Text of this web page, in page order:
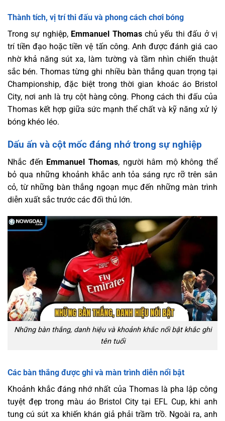
Thành tích, vị trí thi đấu và phong cách chơi bóng
Trong sự nghiệp, Emmanuel Thomaschủ yếu thi đấu ở vị
trí tiền đạo hoặc tiền vệ tấn công. Anh được đánh giá cao
nhờ khả năng sút xa, làm tường và tầm nhìn chiến thuật
sắc bén. Thomas từng ghi nhiều bàn thắng quan trọng tại
Championship, đặc biệt trong thời gian khoác áo Bristol
City, nơi anh là trụ cột hàng công. Phong cách thi đấu của
Thomas kết hợp giữa sức mạnh thể chất và kỹ năng xử lý
bóng khéo léo.
Dấu ấn và cột mốc đáng nhớ trong sự nghiệp
Nhắc đến Emmanuel Thomas, người hâm mộ không thể
bỏ qua những khoảnh khắc anh tỏa sáng rực rỡ trên sân
cỏ, từ những bàn thắng ngoạn mục đến những màn trình
diễn xuất sắc trước các đối thủ lớn.
Những bàn thắng, danh hiệu và khoảnh khắc nổi bật khắc ghi
tên tuổi
Các bàn thắng được ghi và màn trình diễn nổi bật
Khoảnh khắc đáng nhớ nhất của Thomas là pha lập công
tuyệt đẹp trong màu áo Bristol City tại EFL Cup, khi anh
tung cú sút xa khiến khán giả phải trầm trồ. Ngoài ra, anh